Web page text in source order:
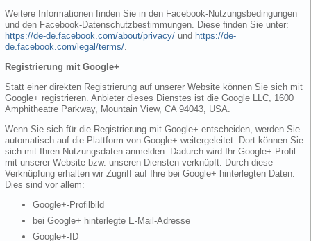
Weitere Informationen finden Sie in den Facebook-Nutzungsbedingungen
und den Facebook-Datenschutzbestimmungen. Diese finden Sie unter:
https://de-de.facebook.com/about/privacy/ und https://de-
de.facebook.com/legal/terms/.
Registrierung mit Google+
Statt einer direkten Registrierung auf unserer Website können Sie sich mit
Google+ registrieren. Anbieter dieses Dienstes ist die Google LLC, 1600
Amphitheatre Parkway, Mountain View, CA 94043, USA.
Wenn Sie sich für die Registrierung mit Google+ entscheiden, werden Sie
automatisch auf die Plattform von Google+ weitergeleitet. Dort können Sie
sich mit Ihren Nutzungsdaten anmelden. Dadurch wird Ihr Google+-Profil
mit unserer Website bzw. unseren Diensten verknüpft. Durch diese
Verknüpfung erhalten wir Zugriff auf Ihre bei Google+ hinterlegten Daten.
Dies sind vor allem:
Google+-Profilbild
bei Google+ hinterlegte E-Mail-Adresse
Google+-ID